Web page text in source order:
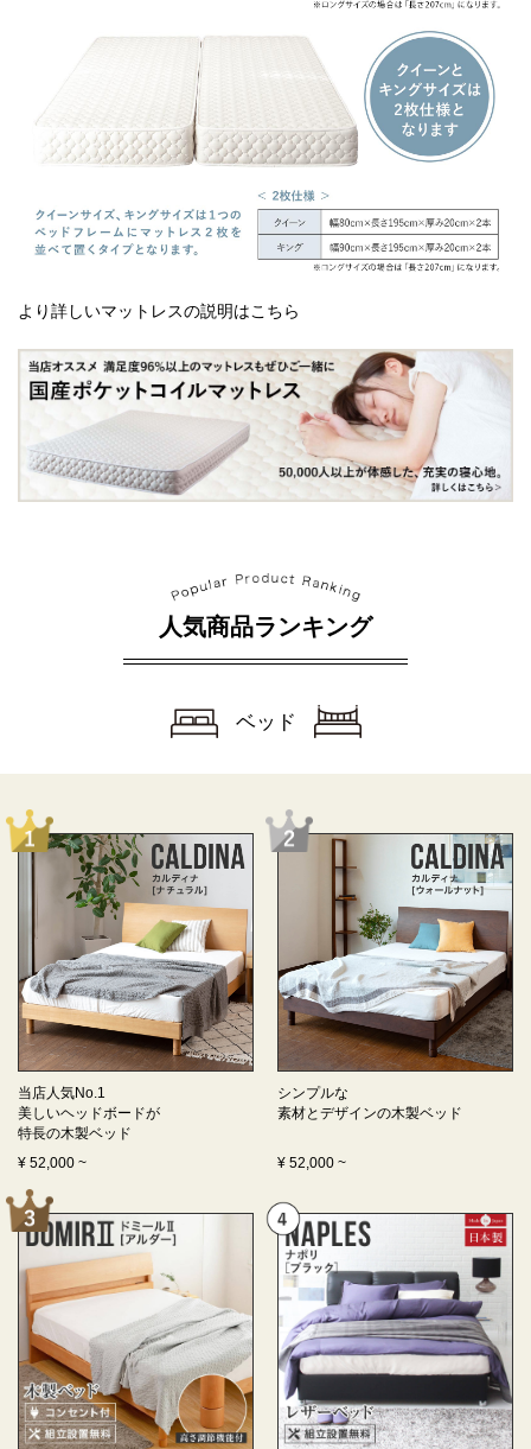
より詳しいマットレスの説明はこちら
人気商品ランキング
ベッド
当店人気No.1
美しいヘッドボードが
特長の木製ベッド
¥ 52,000 ~
シンプルな
素材とデザインの木製ベッド
¥ 52,000 ~